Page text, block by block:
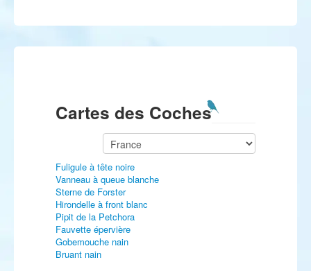
Cartes des Coches
Fuligule à tête noire
Vanneau à queue blanche
Sterne de Forster
Hirondelle à front blanc
Pipit de la Petchora
Fauvette épervière
Gobemouche nain
Bruant nain